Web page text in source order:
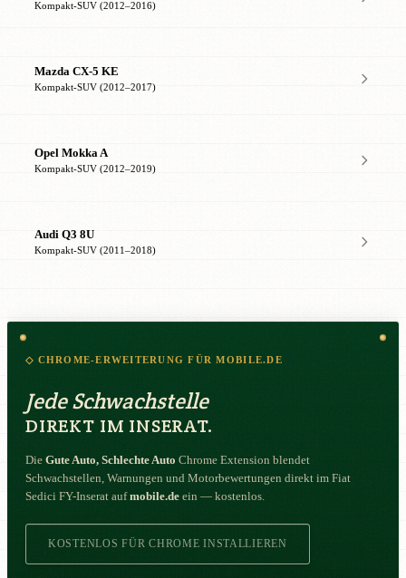
Kompakt-SUV (2012–2016)
Mazda CX-5 KE
Kompakt-SUV (2012–2017)
Opel Mokka A
Kompakt-SUV (2012–2019)
Audi Q3 8U
Kompakt-SUV (2011–2018)
◇ CHROME-ERWEITERUNG FÜR MOBILE.DE
Jede Schwachstelle
DIREKT IM INSERAT.
Die Gute Auto, Schlechte Auto Chrome Extension blendet
Schwachstellen, Warnungen und Motorbewertungen direkt im Fiat
Sedici FY-Inserat aufmobile.de ein — kostenlos.
KOSTENLOS FÜR CHROME INSTALLIEREN